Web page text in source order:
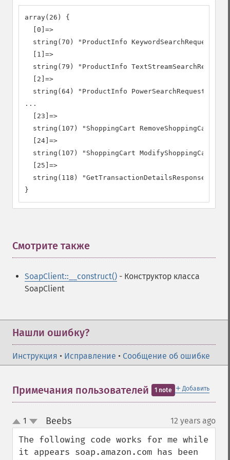
array(26) {
  [0]=>
string(70) "ProductInfo
  [1]=>
string(79) "ProductInfo
  [2]=>
string(64) "ProductInfo
...
  [23]=>
string(107) "ShoppingCart
  [24]=>
string(107) "ShoppingCart
  [25]=>
string(118) "GetTransactionDetailsResponse
}
Смотрите также
SoapClient::__construct() - Конструктор класса
SoapClient
Нашли ошибку?
Инструкция • Исправление • Сообщение об ошибке
＋ Добавить
Примечания пользователей 1 note
up
down
1 Beebs¶ 12 years ago
The following code works for me while
it appears soap.amazon.com has been